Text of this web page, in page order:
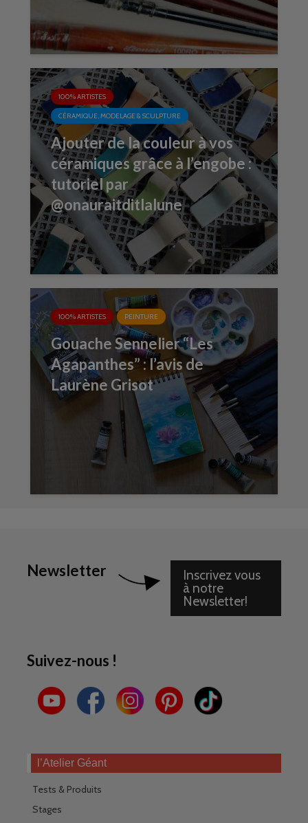
100% ARTISTES
CÉRAMIQUE, MODELAGE & SCULPTURE
Ajouter de la couleur à vos
céramiques grâce à l’engobe :
tutoriel par
@onauraitditlalune
100% ARTISTES PEINTURE
Gouache Sennelier “Les
Agapanthes” : l’avis de
Laurène Grisot
Newsletter
Inscrivez vous
à notre
Newsletter!
Suivez-nous !
l’Atelier Géant
Tests & Produits
Stages